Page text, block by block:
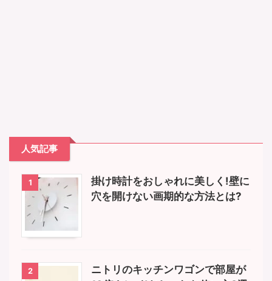
人気記事
1
掛け時計をおしゃれに美しく!壁に
穴を開けない画期的な方法とは?
2
ニトリのキッチンワゴンで部屋が